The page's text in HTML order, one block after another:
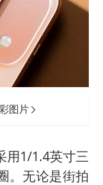
图片
用1/1.4英寸三
。无论是街拍